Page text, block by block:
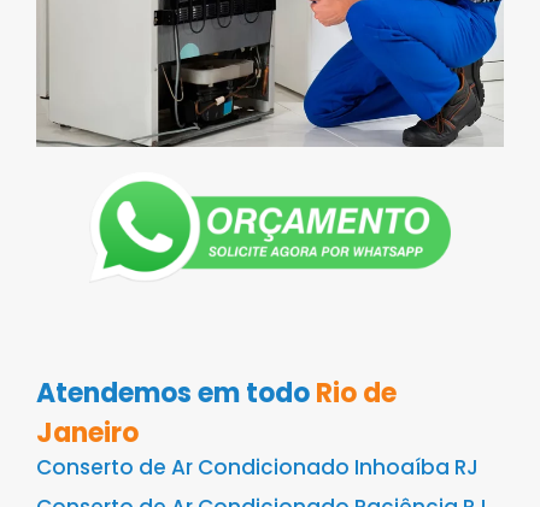
Atendemos em todoRio de
Janeiro
Conserto de Ar Condicionado Inhoaíba RJ